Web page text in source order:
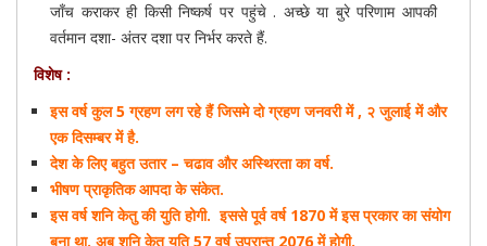
जाँच कराकर ही किसी निष्कर्ष पर पहुंचे . अच्छे या बुरे परिणाम आपकी
वर्तमान दशा- अंतर दशा पर निर्भर करते हैं.
विशेष :
इस वर्षकुल 5 ग्रहण लग रहे हैं जिसमे दो ग्रहण जनवरी में , २ जुलाई में और
एक दिसम्बर में है.
देश के लिए बहुत उतार – चढाव और अस्थिरता का वर्ष.
भीषण प्राकृतिक आपदा के संकेत.
इस वर्ष शनि केतु की युति होगी. इससे पूर्व वर्ष 1870 में इस प्रकार का संयोग
बना था. अब शनि केतु युति 57 वर्ष उपरान्त 2076 में होगी.